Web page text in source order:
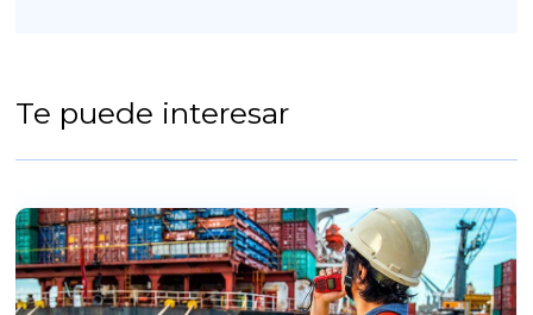
Te puede interesar